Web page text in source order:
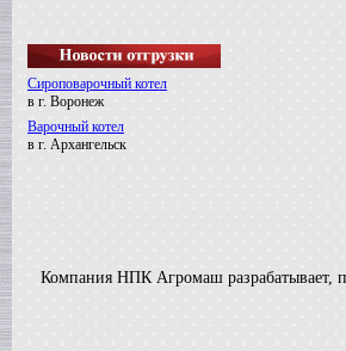
Сироповарочный котел
в г. Воронеж
Варочный котел
в г. Архангельск
в г. Пермь
Компания НПК Агромаш разрабатывает,